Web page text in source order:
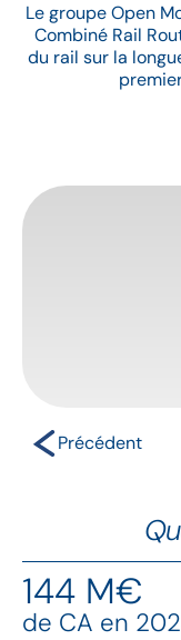
Le groupe Open
Combiné Rail
du rail sur la
Précédent
144 M€
de CA en